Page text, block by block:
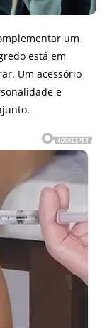
um
está em
Um acessório
e